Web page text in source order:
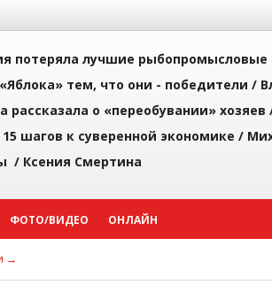
потеряла лучшие
тем, что они - победители /
рассказала о «переобувании» хозяев
шагов к суверенной экономике /
/ Ксения Смертина
ФОТО/ВИДЕО ОНЛАЙН
→